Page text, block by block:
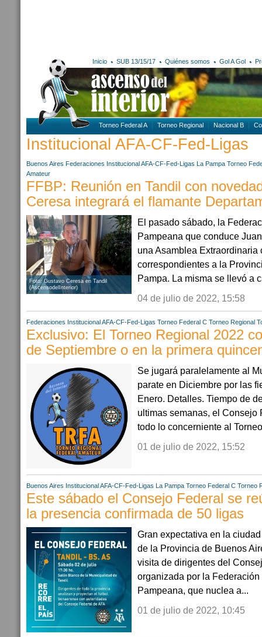
Inicio SUB 13/15/17 Quiénes somos Gol A Gol
Torneo Federal A Torneo Regional Nacional B
Institucional AFA-CF-Fed-Ligas
Buenos Aires Federaciones Institucional AFA-CF-Fed-Ligas La Pampa Torneo
Amateur
FFBP: Reunión en Tandil con
Ceresa integrará el flamante
Foto: Gustavo Ceresa en Tandil
(AscensodelInterior)
El pasado sábado, la
Pampeana que conduce
una Asamblea
correspondientes a la
Pampa. La misma se llevó a
04 de julio de 2022, 15:58
Federaciones Institucional AFA-CF-Fed-Ligas Torneo Federal C Torneo Regional
Exclusivo: El Torneo Regional 2022
de Septiembre o en la primera
Se jugará paralelamente al
parate en Diciembre por las
Enero. Detalles. Tiempo de
ultimas semanas, el Consejo
todo lo concerniente al
01 de julio de 2022, 15:52
Buenos Aires Institucional AFA-CF-Fed-Ligas La Pampa Torneo Federal C Torneo
Este sábado el Consejo Federal se
la presencia confirmada de 50 ligas
Gran expectativa en la
de la Provincia de Buenos
visita de dirigentes del
organizada por la
Pampeana, que nuclea a...
01 de julio de 2022, 10:45